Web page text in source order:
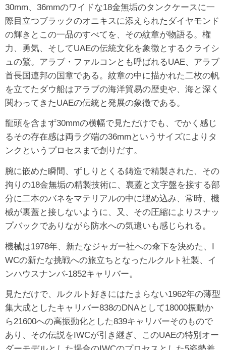
30mm、36mmのワイドな18金無垢のタンクケースに一
際目立つブラックのオニキスに添えられたダイヤモンド
の輝きとこの一品のすべてを、その紋章が物語る。権
力、勇気、そしてUAEの伝統文化を象徴とするクライシ
ュの鷲。アラブ・ファルコンとも呼ばれるUAE、アラブ
首長国連邦の国章である。紋章の中に描かれた二枚の帆
を立てたダウ船はアラブの海洋貿易の歴史や、海と深く
関わってきたUAEの伝統と発展の象徴である。
龍頭を含まず30mmの横幅で見ただけでも、でかく感じ
るその存在感は両ラグ端の36mmというサイズによりタ
ンクというプロセスまで創りだす。
腕に嵌めた瞬間、ずしりとくる鋳造で精製された、その
拘りの18金無垢の精製技術に、裏蓋と文字盤を接する部
分に二本のバネをマテリアルの中に埋め込み、常時、機
械が裏蓋と接しないように、又、その圧縮によりスナッ
プバックでありながら防水への気遣いも感じられる。
機械は1978年、新たなジャガー社への傘下を決めた、I
WCの新たな挑戦への旅立ちとなったルクルト社製、イ
ンハウスナンバ-1852キャリバー。
見ただけで、ルクルト好きにはたまらない1962年の薄型
集大成としたキャリバー838のDNAとして18000振動か
ら21600への高振動化とした839キャリバーそのもので
あり、その伝説をIWCが引き継ぎ、このUAEの特別オー